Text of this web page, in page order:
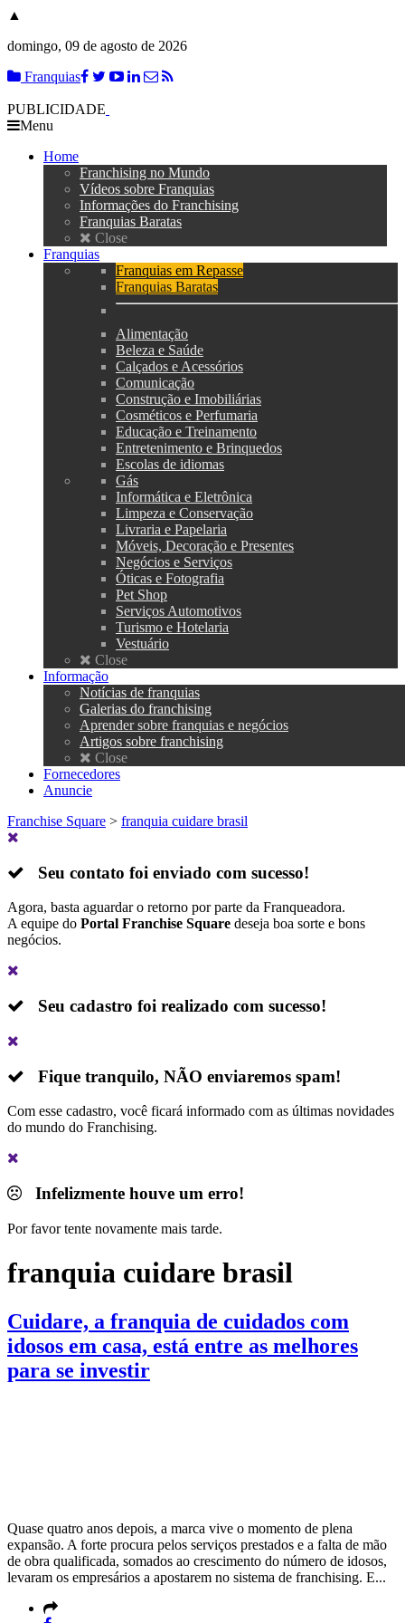
▲
domingo, 09 de agosto de 2026
Franquias
PUBLICIDADE
Menu
Home
Franchising no Mundo
Vídeos sobre Franquias
Informações do Franchising
Franquias Baratas
Close
Franquias
Franquias em Repasse
Franquias Baratas
Alimentação
Beleza e Saúde
Calçados e Acessórios
Comunicação
Construção e Imobiliárias
Cosméticos e Perfumaria
Educação e Treinamento
Entretenimento e Brinquedos
Escolas de idiomas
Gás
Informática e Eletrônica
Limpeza e Conservação
Livraria e Papelaria
Móveis, Decoração e Presentes
Negócios e Serviços
Óticas e Fotografia
Pet Shop
Serviços Automotivos
Turismo e Hotelaria
Vestuário
Close
Informação
Notícias de franquias
Galerias do franchising
Aprender sobre franquias e negócios
Artigos sobre franchising
Close
Fornecedores
Anuncie
Franchise Square > franquia cuidare brasil
Seu contato foi enviado com sucesso!
Agora, basta aguardar o retorno por parte da Franqueadora.
A equipe do Portal Franchise Square deseja boa sorte e bons
negócios.
Seu cadastro foi realizado com sucesso!
Fique tranquilo, NÃO enviaremos spam!
Com esse cadastro, você ficará informado com as últimas novidades
do mundo do Franchising.
Infelizmente houve um erro!
Por favor tente novamente mais tarde.
franquia cuidare brasil
Cuidare, a franquia de cuidados com
idosos em casa, está entre as melhores
para se investir
Quase quatro anos depois, a marca vive o momento de plena
expansão. A forte procura pelos serviços prestados e a falta de mão
de obra qualificada, somados ao crescimento do número de idosos,
levaram os empresários a apostarem no sistema de franchising. E...